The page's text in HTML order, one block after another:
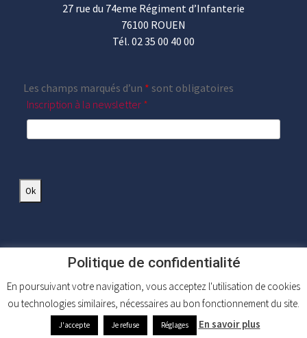
27 rue du 74eme Régiment d’Infanterie
76100 ROUEN
Tél. 02 35 00 40 00
Les champs marqués d’un * sont obligatoires
Inscription à la newsletter *
Mentions légales |Plan du site FAQ
Politique de confidentialité
En poursuivant votre navigation, vous acceptez l'utilisation de cookies
ou technologies similaires, nécessaires au bon fonctionnement du site.
J'accepte Je refuse Réglages En savoir plus